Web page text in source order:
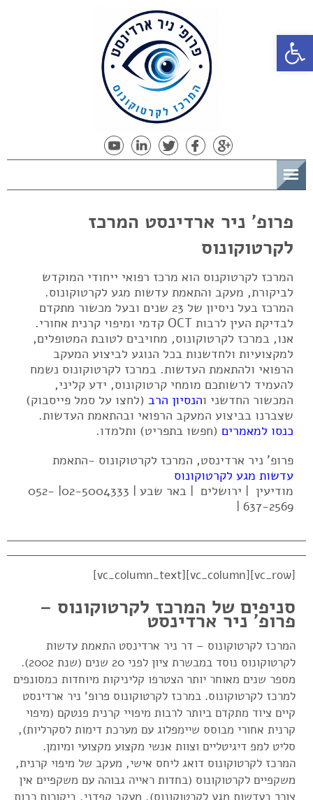
פתח סרגל נגישות
פרופ' ניר ארדינסט המרכז
לקרטוקונוס
המרכז לקרטוקנוס הוא מרכז רפואי ייחודי המוקדש
לביקורת, מעקב והתאמת עדשות מגע לקרטוקונוס.
המרכז בעל ניסיון של 23 שנים ובעל מכשור מתקדם
לבדיקת העין לרבות OCT קדמי ומיפוי קרנית אחורי.
אנו, במרכז לקרטוקונוס, מחויבים לטובת המטופלים,
למקצועיות ולחדשנות בכל הנוגע לביצוע המעקב
הרפואי ולהתאמת העדשות. במרכז לקרטוקונוס נשמח
להעמיד לרשותכם מומחי קרטוקונוס, ידע קליני,
המכשור החדשני והנסיון הרב (לחצו על סמל פייסבוק)
שצברנו בביצוע המעקב הרפואי ובהתאמת העדשות.
כנסו למאמרים (חפשו בתפריט) ותלמדו.
פרופ' ניר ארדינסט, המרכז לקרטוקונוס -התאמת
עדשות מגע לקרטוקונוס
מודיעין | ירושלים | באר שבע | 02-5004333| 052-
637-2569 |
[vc_row][vc_column][vc_column_text]
סניפים של המרכז לקרטוקונוס –
פרופ' ניר ארדינסט
המרכז לקרטוקונוס – דר ניר ארדינסט התאמת עדשות
לקרטוקונוס נוסד במבשרת ציון לפני 20 שנים (שנת 2002).
מספר שנים מאוחר יותר הצטרפו קליניקות מיוחדות כמסונפים
למרכז לקרטוקונוס. במרכז לקרטוקונוס פרופ' ניר ארדינסט
קיים ציוד מתקדם ביותר לרבות מיפויי קרנית פנטקם (מיפוי
קרנית אחורי מבוסס שיימפלוג עם מערכת דימות לסקרליות),
סליט למפ דיגיטליים וצוות אנשי מקצוע מקצועי ומיומן.
המרכז לקרטוקונוס דואג ליחס אישי, מעקב של מיפוי קרנית,
משקפיים לקרטוקונוס (בחדות ראייה גבוהה עם משקפיים אין